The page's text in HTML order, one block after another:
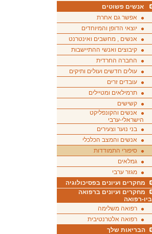
אנשים פשוטים
אפשר גם אחרת
יוצאי הדופן והמיוחדים
אנשים , מחשבים ואינטרנט
קיבוצים ואנשי ההתיישבות
החברה החרדית
עולים חדשים ועולים ותיקים
עובדים זרים
תרמילאים ומטיילים
קשישים
אנשים והקונפליקט
הישראלי-ערבי
בני נוער וצעירים
אנשים והמצב הכלכלי
סיפורי התמודדות
גמלאים
מגזר ערבי
מחקרים ועיונים בפסיכולוגיה
מחקרים ועיונים ברפואה
רפואה
רפואה משלימה
רפואה אלטרנטיבית
הבריאות שלך